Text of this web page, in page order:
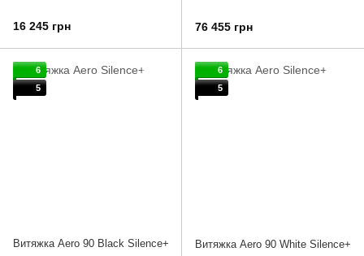
16 245 грн 76 455 грн
6
5
Витяжка Aero 90 Black Silence+
6
5
Витяжка Aero 90 White Silence+